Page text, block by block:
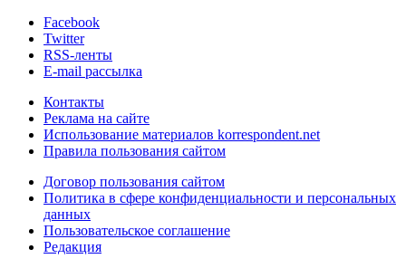
Facebook
Twitter
RSS-ленты
E-mail рассылка
Контакты
Реклама на сайте
Использование материалов korrespondent.net
Правила пользования сайтом
Договор пользования сайтом
Политика в сфере конфиденциальности и персональных
данных
Пользовательское соглашение
Редакция